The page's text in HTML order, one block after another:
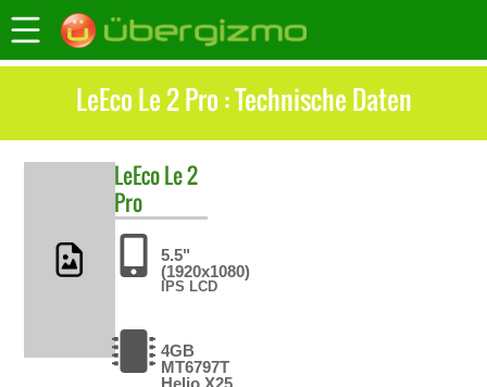
LeEco Le 2 Pro : Technische Daten
LeEcoLe 2
Pro
5.5"
(1920x1080)
IPS LCD
4GB
MT6797T
Helio X25